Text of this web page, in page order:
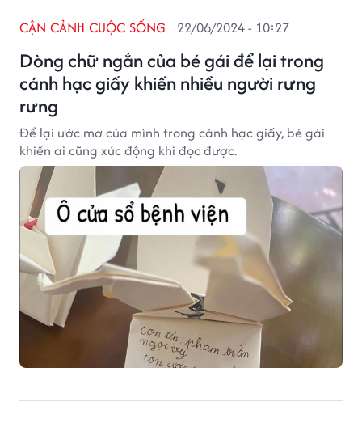
Dòng chữ ngắn của bé gái để lại trong
cánh hạc giấy khiến nhiều người rưng
rưng
CẬN CẢNH CUỘC SỐNG 22/06/2024 - 10:27
Để lại ước mơ của mình trong cánh hạc giấy, bé gái
khiến ai cũng xúc động khi đọc được.